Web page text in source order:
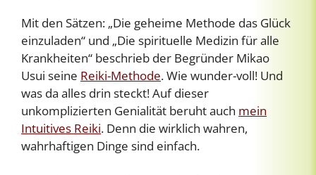
Mit den Sätzen: „Die geheime Methode das Glück
einzuladen“ und „Die spirituelle Medizin für alle
Krankheiten“ beschrieb der Begründer Mikao
Usui seine Reiki-Methode. Wie wunder-voll! Und
was da alles drin steckt! Auf dieser
unkomplizierten Genialität beruht auch mein
Intuitives Reiki. Denn die wirklich wahren,
wahrhaftigen Dinge sind einfach.